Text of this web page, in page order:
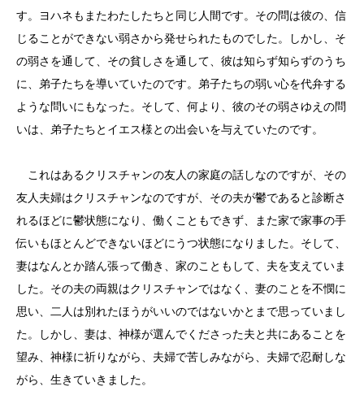
す。ヨハネもまたわたしたちと同じ人間です。その問は彼の、信
じることができない弱さから発せられたものでした。しかし、そ
の弱さを通して、その貧しさを通して、彼は知らず知らずのうち
に、弟子たちを導いていたのです。弟子たちの弱い心を代弁する
ような問いにもなった。そして、何より、彼のその弱さゆえの問
いは、弟子たちとイエス様との出会いを与えていたのです。
これはあるクリスチャンの友人の家庭の話しなのですが、その
友人夫婦はクリスチャンなのですが、その夫が鬱であると診断さ
れるほどに鬱状態になり、働くこともできず、また家で家事の手
伝いもほとんどできないほどにうつ状態になりました。そして、
妻はなんとか踏ん張って働き、家のこともして、夫を支えていま
した。その夫の両親はクリスチャンではなく、妻のことを不憫に
思い、二人は別れたほうがいいのではないかとまで思っていまし
た。しかし、妻は、神様が選んでくださった夫と共にあることを
望み、神様に祈りながら、夫婦で苦しみながら、夫婦で忍耐しな
がら、生きていきました。